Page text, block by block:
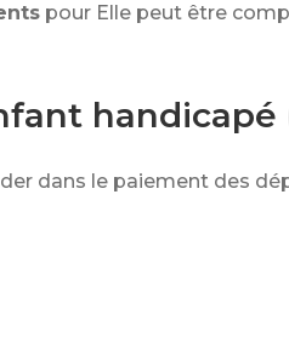
pour Elle peut être
handicapé
dans le paiement des